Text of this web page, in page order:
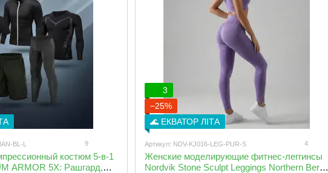
BL-L 9
костюм 5-в-1
ARMOR 5X: Рашгард,
3
−25%
🌊 ЕКВАТОР ЛІТА
Артикул: NDV-KJ016-LEG-PUR-S 4
Женские моделирующие фитнес-леггинсы
Nordvik Stone Sculpt Leggings Northern Berry